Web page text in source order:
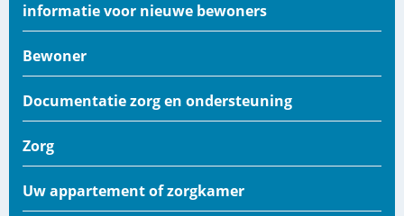
informatie voor nieuwe bewoners
Bewoner
Documentatie zorg en ondersteuning
Zorg
Uw appartement of zorgkamer